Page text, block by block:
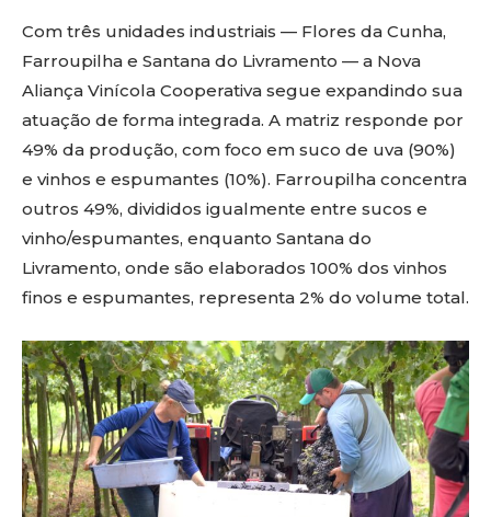
Com três unidades industriais — Flores da Cunha,
Farroupilha e Santana do Livramento — a Nova
Aliança Vinícola Cooperativa segue expandindo sua
atuação de forma integrada. A matriz responde por
49% da produção, com foco em suco de uva (90%)
e vinhos e espumantes (10%). Farroupilha concentra
outros 49%, divididos igualmente entre sucos e
vinho/espumantes, enquanto Santana do
Livramento, onde são elaborados 100% dos vinhos
finos e espumantes, representa 2% do volume total.